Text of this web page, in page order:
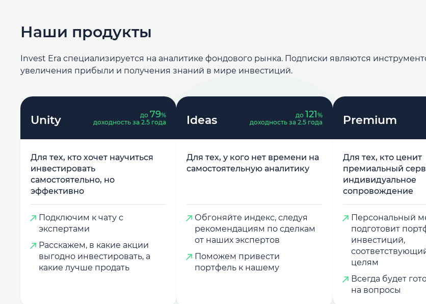
Наши продукты
Invest Era специализируется на аналитике фондового рынка. Подписки являются
увеличения прибыли и получения знаний в мире инвестиций.
Unity до79%
доходность за 2.5 года
Для тех, кто хочет научиться
инвестировать
самостоятельно, но
эффективно
Подключим к чату с
экспертами
Расскажем, в какие акции
выгодно инвестировать, а
какие лучше продать
Ideas до 121%
доходность за 2.5 года
Для тех, у кого нет времени на
самостоятельную аналитику
Обгоняйте индекс, следуя
рекомендациям по сделкам
от наших экспертов
Поможем привести
портфель к нашему
Premium
Для тех, кто ценит
премиальный
индивидуальное
сопровождение
Персональный
подготовит
инвестиций,
целям
Всегда будет
на вопросы